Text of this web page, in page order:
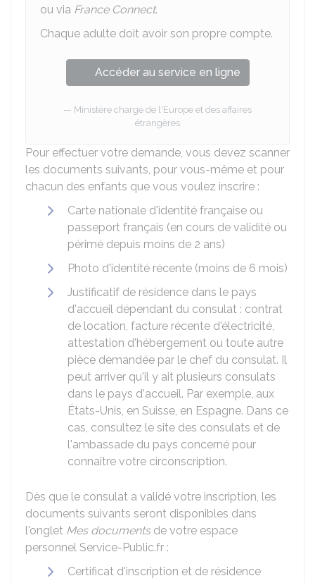
ou via France Connect.
Chaque adulte doit avoir son propre compte.
Accéder au service en ligne
Ministère chargé de l'Europe et des affaires
étrangères
Pour effectuer votre demande, vous devez scanner
les documents suivants, pour vous-même et pour
chacun des enfants que vous voulez inscrire :
Carte nationale d'identité française ou
passeport français (en cours de validité ou
périmé depuis moins de 2 ans)
Photo d'identité récente (moins de 6 mois)
Justificatif de résidence dans le pays
d'accueil dépendant du consulat : contrat
de location, facture récente d'électricité,
attestation d'hébergement ou toute autre
pièce demandée par le chef du consulat. Il
peut arriver qu'il y ait plusieurs consulats
dans le pays d'accueil. Par exemple, aux
États-Unis, en Suisse, en Espagne. Dans ce
cas, consultez le site des consulats et de
l'ambassade du pays concerné pour
connaître votre circonscription.
Dès que le consulat a validé votre inscription, les
documents suivants seront disponibles dans
l'onglet Mes documentsde votre espace
personnel Service-Public.fr :
Certificat d'inscription et de résidence